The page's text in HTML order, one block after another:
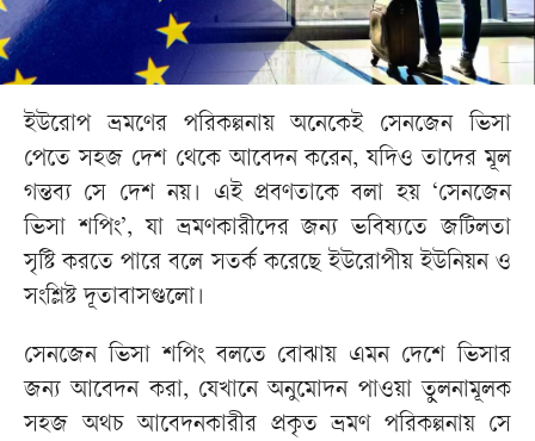
ইউরোপ ভ্রমণের পরিকল্পনায় অনেকেই সেনজেন ভিসা
পেতে সহজ দেশ থেকে আবেদন করেন, যদিও তাদের মূল
গন্তব্য সে দেশ নয়। এই প্রবণতাকে বলা হয় ‘সেনজেন
ভিসা শপিং’, যা ভ্রমণকারীদের জন্য ভবিষ্যতে জটিলতা
সৃষ্টি করতে পারে বলে সতর্ক করেছে ইউরোপীয় ইউনিয়ন ও
সংশ্লিষ্ট দূতাবাসগুলো।
সেনজেন ভিসা শপিং বলতে বোঝায় এমন দেশে ভিসার
জন্য আবেদন করা, যেখানে অনুমোদন পাওয়া তুলনামূলক
সহজ অথচ আবেদনকারীর প্রকৃত ভ্রমণ পরিকল্পনায় সে